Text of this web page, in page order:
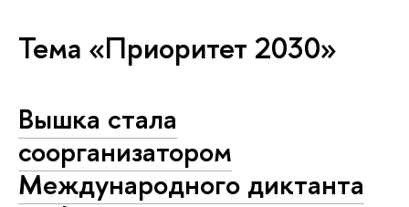
Тема «Приоритет 2030»
Вышка стала
соорганизатором
Международного диктанта